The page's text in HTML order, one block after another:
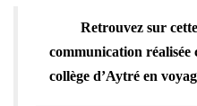
Retrouvez sur
communication réalisée
collège d’Aytré en